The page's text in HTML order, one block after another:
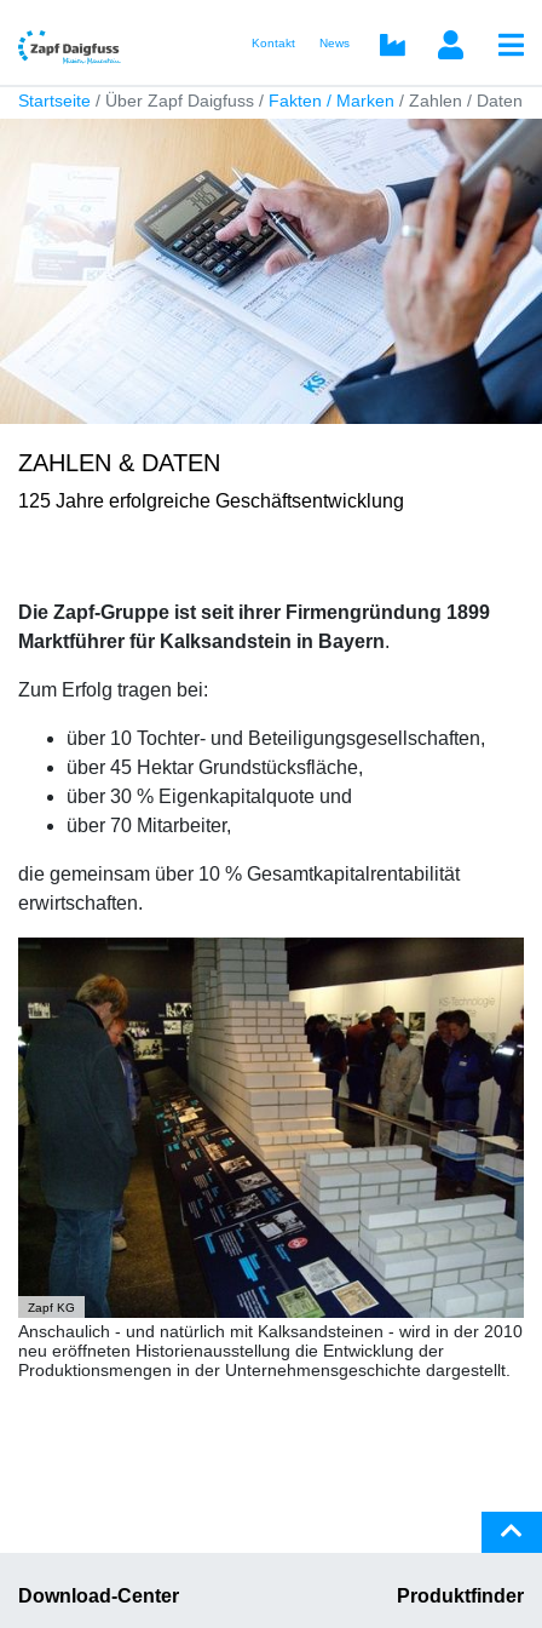
Kontakt News
Startseite Über Zapf Daigfuss Fakten / Marken Zahlen / Daten
ZAHLEN & DATEN
125 Jahre erfolgreiche Geschäftsentwicklung
Die Zapf-Gruppe ist seit ihrer Firmengründung 1899
Marktführer für Kalksandstein in Bayern.
Zum Erfolg tragen bei:
über 10 Tochter- und Beteiligungsgesellschaften,
über 45 Hektar Grundstücksfläche,
über 30 % Eigenkapitalquote und
über 70 Mitarbeiter,
die gemeinsam über 10 % Gesamtkapitalrentabilität
erwirtschaften.
Zapf KG
Anschaulich - und natürlich mit Kalksandsteinen - wird in der 2010
neu eröffneten Historienausstellung die Entwicklung der
Produktionsmengen in der Unternehmensgeschichte dargestellt.
Download-Center Produktfinder